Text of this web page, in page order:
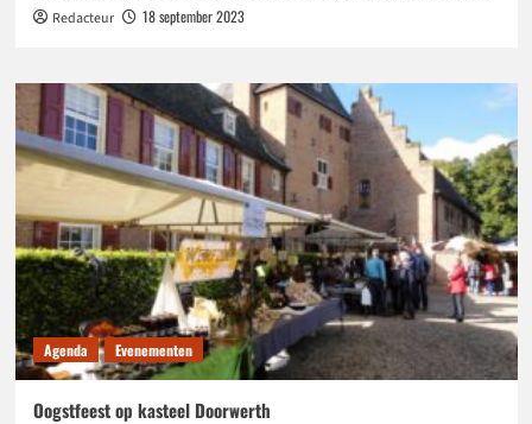
Redacteur 18 september 2023
Agenda Evenementen
Oogstfeest op kasteel Doorwerth